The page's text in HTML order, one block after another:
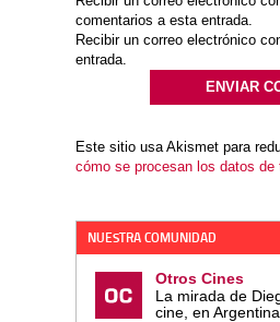
comentarios a esta entrada.
Recibir un correo electrónico
entrada.
Este sitio usa Akismet para
cómo se procesan los datos de
NUESTRA COMUNIDAD
Otros Cines
La mirada de
cine, en